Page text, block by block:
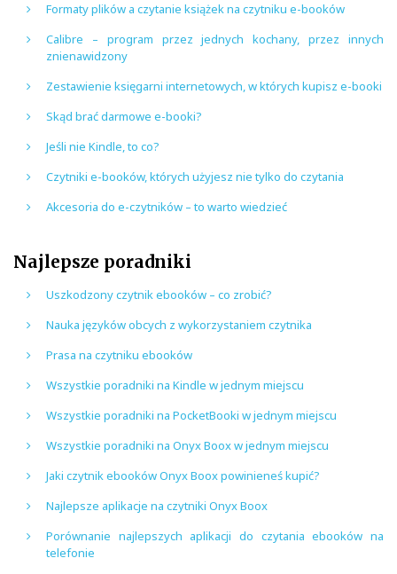
Formaty plików a czytanie książek na czytniku e-booków
Calibre – program przez jednych kochany, przez innych
znienawidzony
Zestawienie księgarni internetowych, w których kupisz e-booki
Skąd brać darmowe e-booki?
Jeśli nie Kindle, to co?
Czytniki e-booków, których użyjesz nie tylko do czytania
Akcesoria do e-czytników – to warto wiedzieć
Najlepsze poradniki
Uszkodzony czytnik ebooków – co zrobić?
Nauka języków obcych z wykorzystaniem czytnika
Prasa na czytniku ebooków
Wszystkie poradniki na Kindle w jednym miejscu
Wszystkie poradniki na PocketBooki w jednym miejscu
Wszystkie poradniki na Onyx Boox w jednym miejscu
Jaki czytnik ebooków Onyx Boox powinieneś kupić?
Najlepsze aplikacje na czytniki Onyx Boox
Porównanie najlepszych aplikacji do czytania ebooków na
telefonie